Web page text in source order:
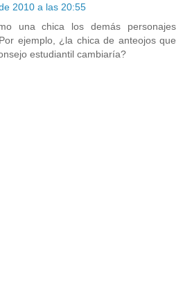
2010 a las 20:55
una chica los demás personajes
ejemplo, ¿la chica de anteojos que
estudiantil cambiaría?